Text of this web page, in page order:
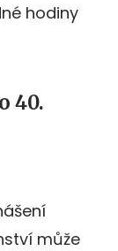
hodiny
40.
může